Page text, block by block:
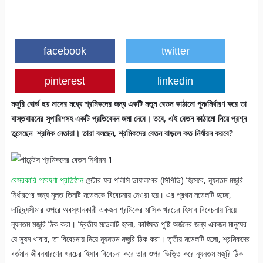
facebook twitter
pinterest linkedin
মজুরি বোর্ড ছয় মাসের মধ্যে শ্রমিকদের জন্য একটি নতুন বেতন কাঠামো পুনঃনির্ধারণ করে তা
বাস্তবায়নের সুপারিশসহ একটি প্রতিবেদন জমা দেবে। তবে, এই বেতন কাঠামো নিয়ে প্রশ্ন
তুলেছেন শ্রমিক নেতারা। তারা বলছেন, শ্রমিকদের বেতন বাড়লে কত নির্ধারন করবে?
বেসরকারি গবেষণা প্রতিষ্ঠানসেন্টার ফর পলিসি ডায়ালগের (সিপিডি) হিসেবে, ন্যূনতম মজুরি
নির্ধারণের জন্য মূলত তিনটি মডেলকে বিবেচনায় নেওয়া হয়। এর প্রথম মডেলটি হচ্ছে,
দারিদ্র্যসীমার ওপরে অবস্থানকারী একজন শ্রমিকের মাসিক খরচের হিসাব বিবেচনায় নিয়ে
ন্যূনতম মজুরি ঠিক করা। দ্বিতীয় মডেলটি হলো, কাঙ্ক্ষিত পুষ্টি অর্জনের জন্য একজন মানুষের
যে সুষম খাবার, তা বিবেচনায় নিয়ে ন্যূনতম মজুরি ঠিক করা। তৃতীয় মডেলটি হলো, শ্রমিকদের
বর্তমান জীবনধারণের খরচের হিসাব বিবেচনা করে তার ওপর ভিত্তি করে ন্যূনতম মজুরি ঠিক